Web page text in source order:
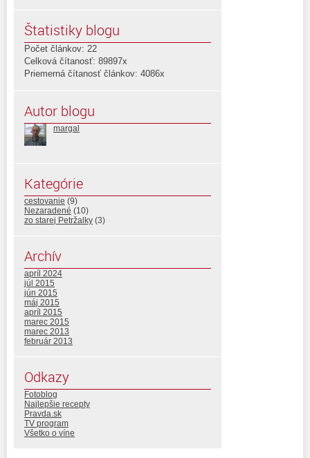
Štatistiky blogu
Počet článkov: 22
Celková čítanosť: 89897x
Priemerná čítanosť článkov: 4086x
Autor blogu
margal
Kategórie
cestovanie (9)
Nezaradené (10)
zo starej Petržalky (3)
Archív
apríl 2024
júl 2015
jún 2015
máj 2015
apríl 2015
marec 2015
marec 2013
február 2013
Odkazy
Fotoblog
Najlepšie recepty
Pravda.sk
TV program
Všetko o víne